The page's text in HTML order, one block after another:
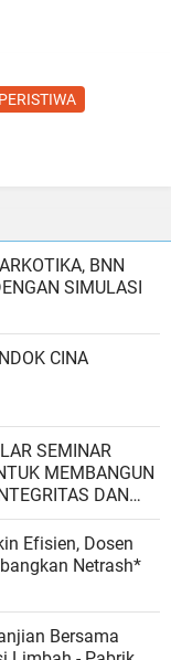
PERISTIWA
BNN
SIMULASI
CINA
SEMINAR
MEMBANGUN
DAN
Efisien, Dosen
Netrash*
Bersama